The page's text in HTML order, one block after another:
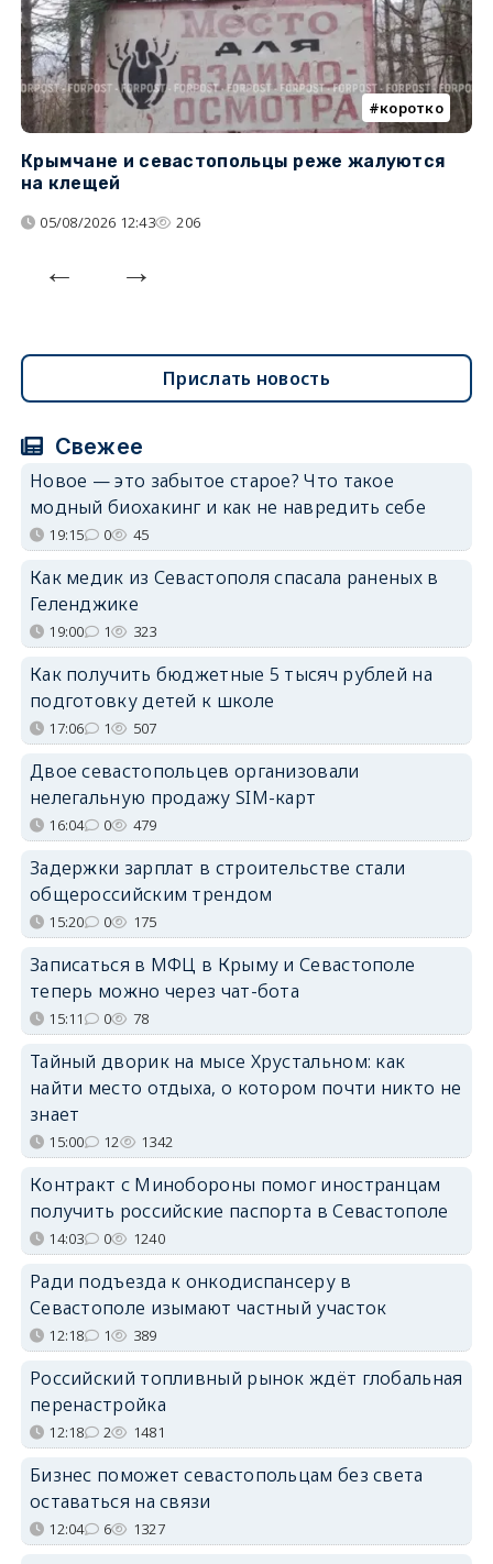
коротко
Крымчане и севастопольцы реже жалуются
на клещей
05/08/2026 12:43 206
Прислать новость
Свежее
Новое — это забытое старое? Что такое
модный биохакинг и как не навредить себе
19:15 0 45
Как медик из Севастополя спасала раненых в
Геленджике
19:00 1 323
Как получить бюджетные 5 тысяч рублей на
подготовку детей к школе
17:06 1 507
Двое севастопольцев организовали
нелегальную продажу SIM-карт
16:04 0 479
Задержки зарплат в строительстве стали
общероссийским трендом
15:20 0 175
Записаться в МФЦ в Крыму и Севастополе
теперь можно через чат-бота
15:11 0 78
Тайный дворик на мысе Хрустальном: как
найти место отдыха, о котором почти никто не
знает
15:00 12 1342
Контракт с Минобороны помог иностранцам
получить российские паспорта в Севастополе
14:03 0 1240
Ради подъезда к онкодиспансеру в
Севастополе изымают частный участок
12:18 1 389
Российский топливный рынок ждёт глобальная
перенастройка
12:18 2 1481
Бизнес поможет севастопольцам без света
оставаться на связи
12:04 6 1327